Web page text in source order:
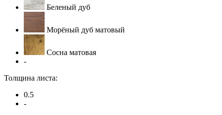
Беленый дуб
Морёный дуб матовый
Сосна матовая
-
Толщина листа:
0.5
-